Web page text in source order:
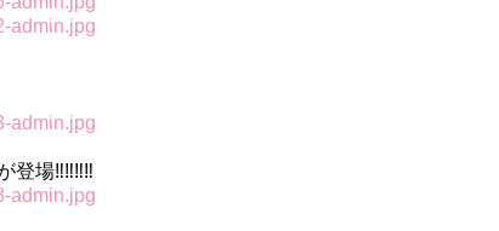
登場‼️‼️‼️‼️